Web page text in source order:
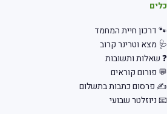
דרכון חיית המחמד
מצא וטרינר קרוב
שאלות ותשובות
פורום קוראים
פרסום כתבות בתשלום
ניוזלטר שבועי